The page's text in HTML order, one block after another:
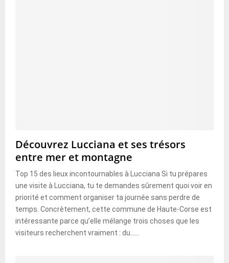
Découvrez Lucciana et ses trésors
entre mer et montagne
Top 15 des lieux incontournables à Lucciana Si tu prépares
une visite à Lucciana, tu te demandes sûrement quoi voir en
priorité et comment organiser ta journée sans perdre de
temps. Concrètement, cette commune de Haute-Corse est
intéressante parce qu’elle mélange trois choses que les
visiteurs recherchent vraiment : du......